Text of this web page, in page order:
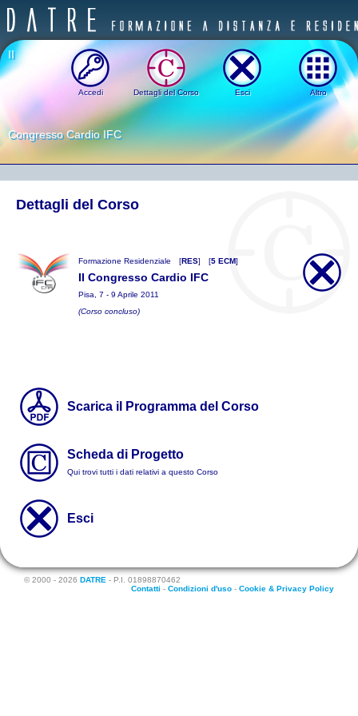
Accedi Dettagli del Corso Esci Altro
II
Congresso Cardio IFC
Dettagli del Corso
Formazione Residenziale [RES] [5 ECM]
II Congresso Cardio IFC
Pisa, 7 - 9 Aprile 2011
(Corso concluso)
Scarica il Programma del Corso
Scheda di Progetto
Qui trovi tutti i dati relativi a questo Corso
Esci
© 2000 - 2026 DATRE - P.I. 01898870462
Contatti - Condizioni d'uso - Cookie & Privacy Policy